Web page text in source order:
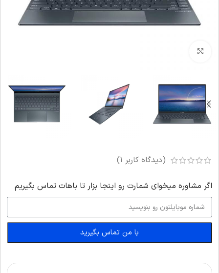
(دیدگاه کاربر 1
)
اگر‌ مشاوره میخوای شمارت رو اینجا بزار تا باهات تماس بگیریم
با من تماس بگیرید